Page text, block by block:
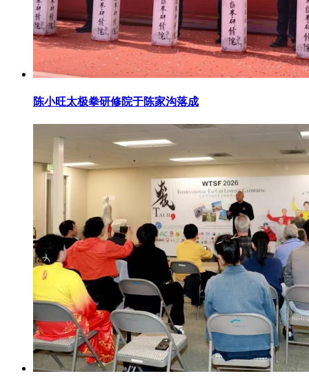
陈小旺太极拳研修院于陈家沟落成